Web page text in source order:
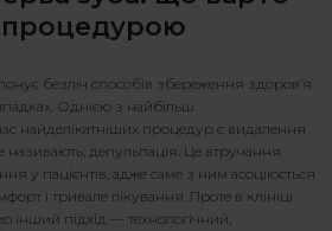
безліч способів збереження здоров’я
Однією з найбільш
найделікатніших процедур є видалення
називають, депульпація. Це втручання
у пацієнтів, адже саме з ним асоціюється
і тривале лікування. Проте в клініці
інший підхід — технологічний,